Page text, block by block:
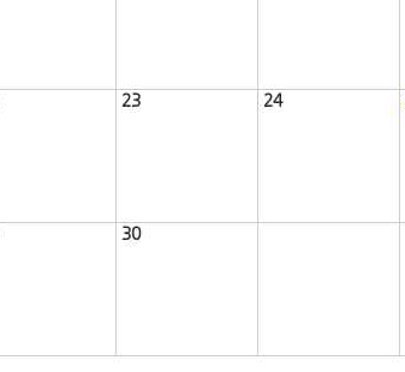
23 24
30